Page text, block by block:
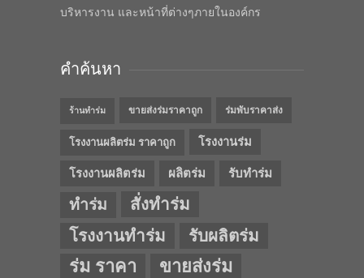
บริหารงาน และหน้าที่ต่างๆภายในองค์กร
คำค้นหา
ร้านทำร่ม ขายส่งร่มราคาถูก ร่มพับราคาส่ง
โรงงานผลิตร่ม ราคาถูก โรงงานร่ม
โรงงานผลิตร่ม ผลิตร่ม รับทำร่ม
ทำร่ม
สั่งทำร่ม
โรงงานทำร่ม
รับผลิตร่ม
ร่ม ราคา ขายส่งร่ม